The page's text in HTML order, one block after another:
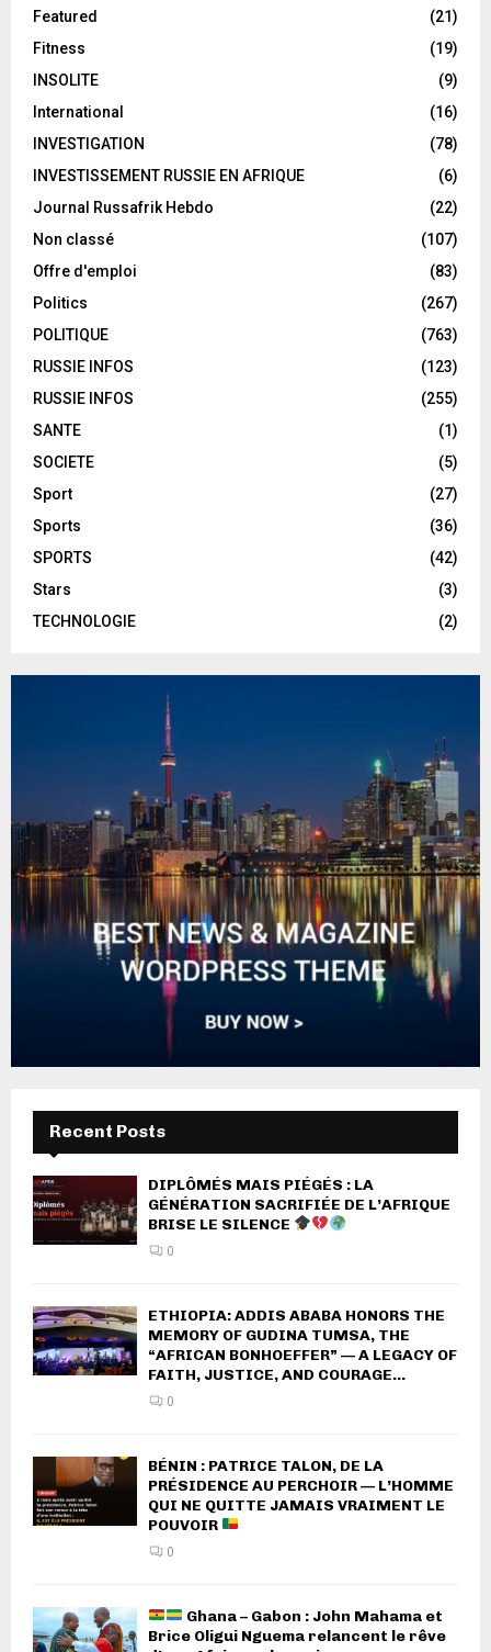
Featured
(21)
Fitness
(19)
INSOLITE
(9)
International
(16)
INVESTIGATION
(78)
INVESTISSEMENT RUSSIE EN AFRIQUE
(6)
Journal Russafrik Hebdo
(22)
Non classé
(107)
Offre d'emploi
(83)
Politics
(267)
POLITIQUE
(763)
RUSSIE INFOS
(123)
RUSSIE INFOS
(255)
SANTE
(1)
SOCIETE
(5)
Sport
(27)
Sports
(36)
SPORTS
(42)
Stars
(3)
TECHNOLOGIE
(2)
Recent Posts
DIPLÔMÉS MAIS PIÉGÉS : LA
GÉNÉRATION SACRIFIÉE DE L’AFRIQUE
BRISE LE SILENCE
0
ETHIOPIA: ADDIS ABABA HONORS THE
MEMORY OF GUDINA TUMSA, THE
“AFRICAN BONHOEFFER” — A LEGACY OF
FAITH, JUSTICE, AND COURAGE...
0
BÉNIN : PATRICE TALON, DE LA
PRÉSIDENCE AU PERCHOIR — L’HOMME
QUI NE QUITTE JAMAIS VRAIMENT LE
POUVOIR
0
Ghana – Gabon : John Mahama et
Brice Oligui Nguema relancent le rêve